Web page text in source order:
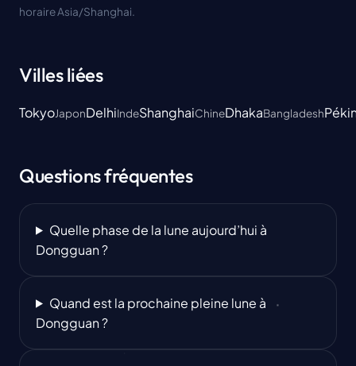
horaire Asia/Shanghai.
Villes liées
TokyoJaponDelhiIndeShanghaiChineDhakaBangladesh
Questions fréquentes
Quelle phase de la lune aujourd’hui à
Dongguan ?
Quand est la prochaine pleine lune à
Dongguan ?